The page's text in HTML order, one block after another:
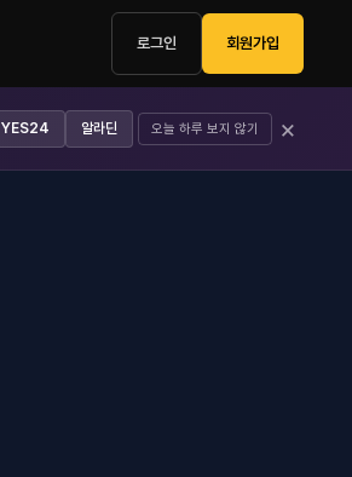
로그인 회원가입
YES24 알라딘 오늘 하루 보지 않기 ×